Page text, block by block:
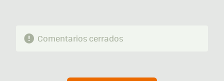
Comentarios cerrados